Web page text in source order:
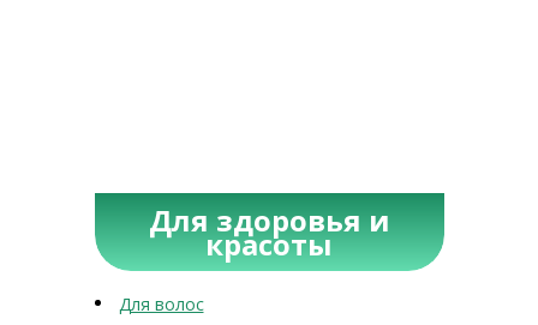
Для здоровья и
красоты
Для волос